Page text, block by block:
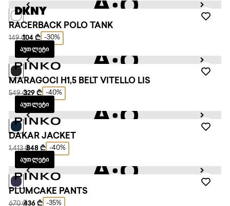
RACERBACK POLO TANK
149 ₾104 ₾ -30%
ᲐᲣᲗᲚᲔᲢᲘ
MARAGOCI H1,5 BELT VITELLO LIS
549 ₾329 ₾ -40%
ᲐᲣᲗᲚᲔᲢᲘ
DAKAR JACKET
1,413 ₾848 ₾ -40%
ᲐᲣᲗᲚᲔᲢᲘ
PLUMCAKE PANTS
670 ₾436 ₾ -35%